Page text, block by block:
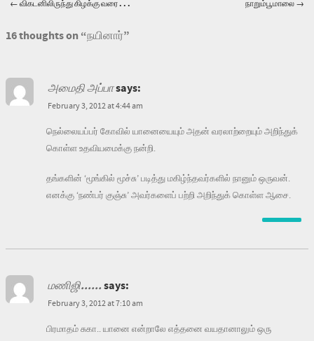
Post navigation
←விகடனிலிருந்து கிழக்கு வரை . . . நாறும்பூமாலை→
16 thoughts on “நயினார்”
அமைதி அப்பாsays:
February 3, 2012 at 4:44 am
நெல்லையப்பர் கோவில் யானையையும் அதன் வரலாற்றையும் அறிந்துக்
கொள்ள உதவியமைக்கு நன்றி.
தங்களின் ‘மூங்கில் மூச்சு’ படித்து மகிழ்ந்தவர்களில் நானும் ஒருவன்.
எனக்கு ‘நண்பர் குஞ்சு’ அவர்களைப் பற்றி அறிந்துக் கொள்ள ஆசை.
மணிஜி......says:
February 3, 2012 at 7:10 am
பிரமாதம் சுகா.. யானை என்றாலே எத்தனை வயதானாலும் ஒரு